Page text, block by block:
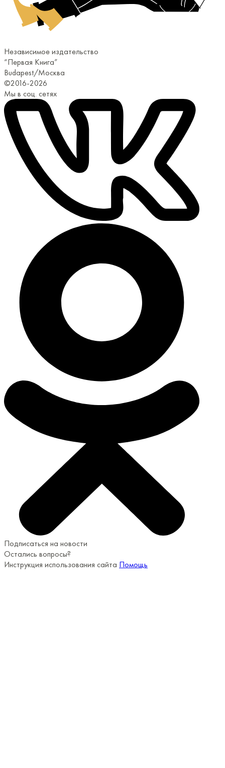
Независимое издательство
“Первая Книга”
Budapest/Москва
©2016-2026
Мы в соц. сетях
Подписаться на новости
Остались вопросы?
Инструкция использования сайта Помощь